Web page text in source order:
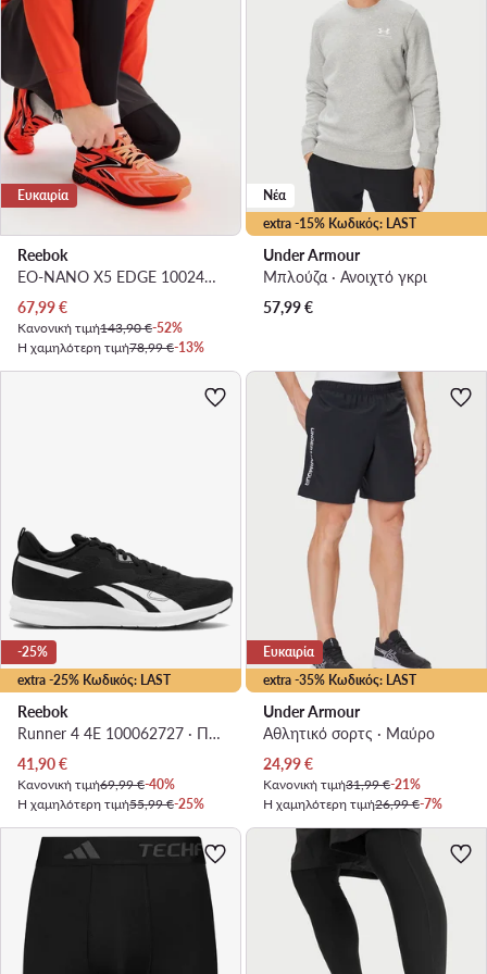
Ευκαιρία
Reebok
EO-NANO X5 EDGE 100244428 · Παπούτσια για Γυμναστήριο
Τρέχουσα τιμή
67,99€
Κανονική τιμή143,90 €-52%
Η χαμηλότερη τιμή78,99 €-13%
extra -15% Κωδικός: LAST
Νέα
Under Armour
Μπλούζα · Ανοιχτό γκρι
57,99€
extra -25% Κωδικός: LAST
-25%
Reebok
Runner 4 4E 100062727 · Παπούτσια για Τρέξιμο
Τρέχουσα τιμή
41,90€
Κανονική τιμή69,99 €-40%
Η χαμηλότερη τιμή55,99 €-25%
extra -35% Κωδικός: LAST
Ευκαιρία
Under Armour
Αθλητικό σορτς · Μαύρο
Τρέχουσα τιμή
24,99€
Κανονική τιμή31,99 €-21%
Η χαμηλότερη τιμή26,99 €-7%